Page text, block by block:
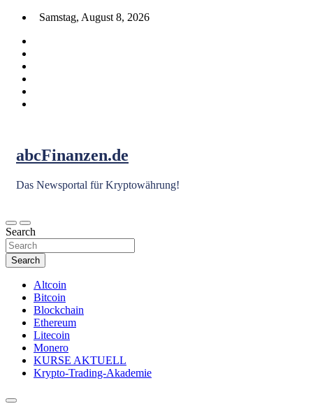
Skip
content
Samstag, August 8, 2026
abcFinanzen.de
Das Newsportal für Kryptowährung!
Search
Search
Altcoin
Bitcoin
Blockchain
Ethereum
Litecoin
Monero
KURSE AKTUELL
Krypto-Trading-Akademie